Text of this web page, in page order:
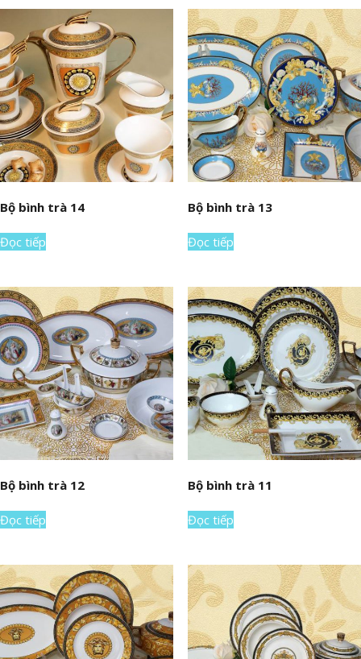
Bộ bình trà 14
Đọc tiếp
Bộ bình trà 13
Đọc tiếp
Bộ bình trà 12
Đọc tiếp
Bộ bình trà 11
Đọc tiếp